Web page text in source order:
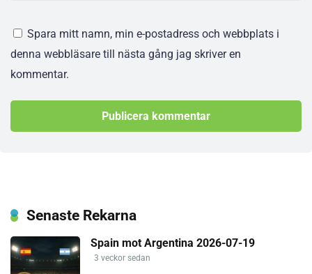
Spara mitt namn, min e-postadress och webbplats i
denna webbläsare till nästa gång jag skriver en
kommentar.
Senaste Rekarna
Spain mot Argentina 2026-07-19
3 veckor sedan